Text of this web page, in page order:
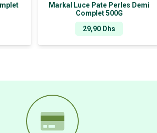
Markal Luce Pate Perles Demi
Complet 500G
29,90 Dhs